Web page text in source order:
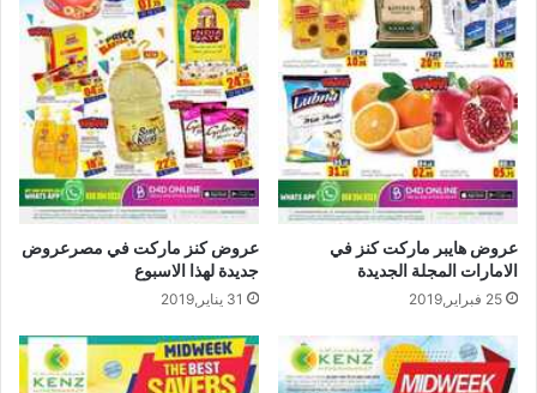
عروض هايبر ماركت كنز في
الامارات المجلة الجديدة
25 فبراير,2019
عروض كنز ماركت في مصرعروض
جديدة لهذا الاسبوع
31 يناير,2019